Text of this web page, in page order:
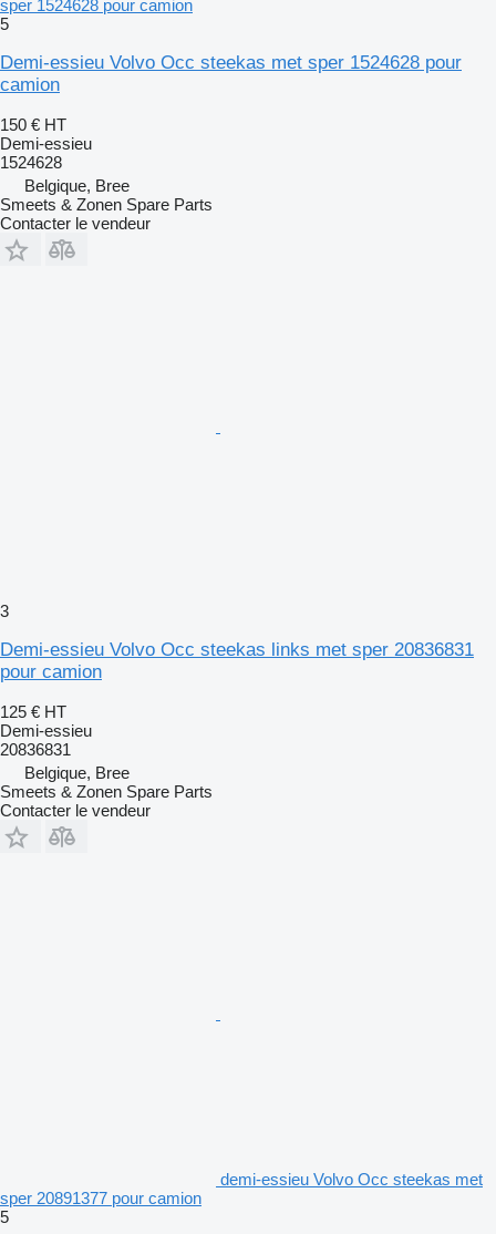
sper 1524628 pour camion
5
Demi-essieu Volvo Occ steekas met sper 1524628 pour
camion
150 € HT
Demi-essieu
1524628
Belgique, Bree
Smeets & Zonen Spare Parts
Contacter le vendeur
3
Demi-essieu Volvo Occ steekas links met sper 20836831
pour camion
125 € HT
Demi-essieu
20836831
Belgique, Bree
Smeets & Zonen Spare Parts
Contacter le vendeur
demi-essieu Volvo Occ steekas met
sper 20891377 pour camion
5